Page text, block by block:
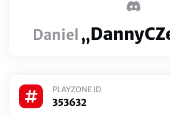
Daniel
PLAYZONE ID
353632